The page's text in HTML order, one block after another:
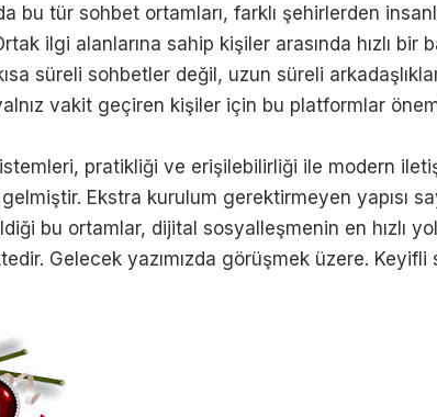
bu tür sohbet ortamları, farklı şehirlerden
ilgi alanlarına sahip kişiler arasında hızlı bir
süreli sohbetler değil, uzun süreli
yalnız vakit geçiren kişiler için bu platformlar
pratikliği ve erişilebilirliği ile modern
Ekstra kurulum gerektirmeyen yapısı
bu ortamlar, dijital sosyalleşmenin en hızlı
Gelecek yazımızda görüşmek üzere. Keyifli